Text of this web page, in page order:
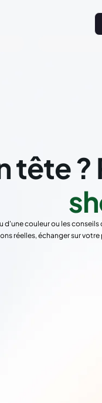
tête ?
d'une couleur ou les
réelles, échanger sur